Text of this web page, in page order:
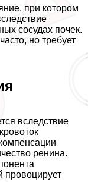
при котором
сосудах почек.
но требует
вследствие
ренина.
провоцирует